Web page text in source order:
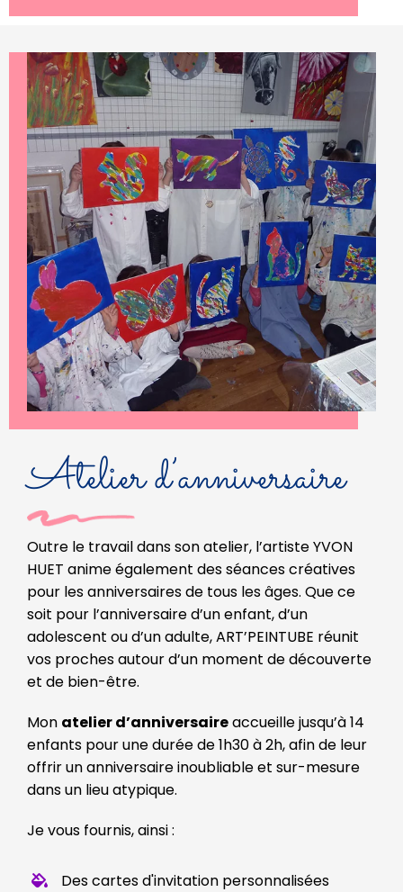
Atelier d’anniversaire
Outre le travail dans son atelier, l’artiste YVON
HUET anime également des séances créatives
pour les anniversaires de tous les âges. Que ce
soit pour l’anniversaire d’un enfant, d’un
adolescent ou d’un adulte, ART’PEINTUBE réunit
vos proches autour d’un moment de découverte
et de bien-être.
Mon atelier d’anniversaireaccueille jusqu’à 14
enfants pour une durée de 1h30 à 2h, afin de leur
offrir un anniversaire inoubliable et sur-mesure
dans un lieu atypique.
Je vous fournis, ainsi :
Des cartes d'invitation personnalisées